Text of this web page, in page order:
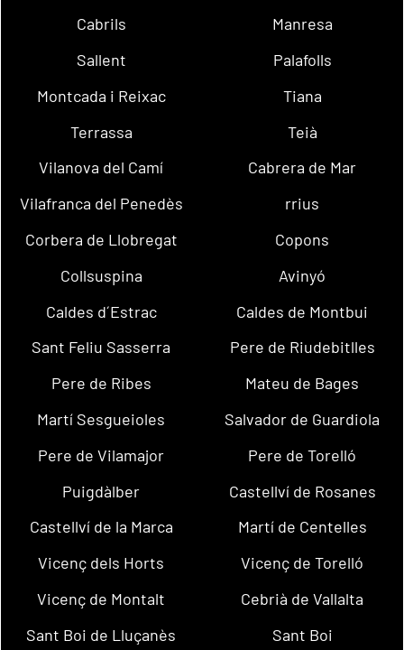
Cabrils
Manresa
Sallent
Palafolls
Montcada i Reixac
Tiana
Terrassa
Teià
Vilanova del Camí
Cabrera de Mar
Vilafranca del Penedès
rrius
Corbera de Llobregat
Copons
Collsuspina
Avinyó
Caldes d´Estrac
Caldes de Montbui
Sant Feliu Sasserra
Pere de Riudebitlles
Pere de Ribes
Mateu de Bages
Martí Sesgueioles
Salvador de Guardiola
Pere de Vilamajor
Pere de Torelló
Puigdàlber
Castellví de Rosanes
Castellví de la Marca
Martí de Centelles
Vicenç dels Horts
Vicenç de Torelló
Vicenç de Montalt
Cebrià de Vallalta
Sant Boi de Lluçanès
Sant Boi